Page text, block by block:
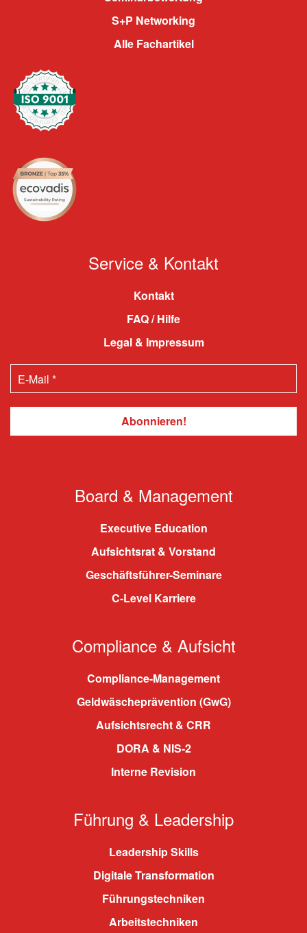
S+P Networking
Alle Fachartikel
Service & Kontakt
Kontakt
FAQ / Hilfe
Legal & Impressum
Board & Management
Executive Education
Aufsichtsrat & Vorstand
Geschäftsführer-Seminare
C-Level Karriere
Compliance & Aufsicht
Compliance-Management
Geldwäscheprävention (GwG)
Aufsichtsrecht & CRR
DORA & NIS-2
Interne Revision
Führung & Leadership
Leadership Skills
Digitale Transformation
Führungstechniken
Arbeitstechniken